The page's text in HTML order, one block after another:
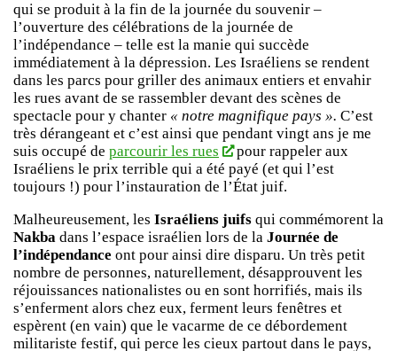
qui se produit à la fin de la journée du souvenir –
l’ouverture des célébrations de la journée de
l’indépendance – telle est la manie qui succède
immédiatement à la dépression. Les Israéliens se rendent
dans les parcs pour griller des animaux entiers et envahir
les rues avant de se rassembler devant des scènes de
spectacle pour y chanter « notre magnifique pays ». C’est
très dérangeant et c’est ainsi que pendant vingt ans je me
suis occupé de parcourir les rues
pour rappeler aux
Israéliens le prix terrible qui a été payé (et qui l’est
toujours !) pour l’instauration de l’État juif.
Malheureusement, les Israéliens juifs qui commémorent la
Nakba dans l’espace israélien lors de la Journée de
l’indépendance ont pour ainsi dire disparu. Un très petit
nombre de personnes, naturellement, désapprouvent les
réjouissances nationalistes ou en sont horrifiés, mais ils
s’enferment alors chez eux, ferment leurs fenêtres et
espèrent (en vain) que le vacarme de ce débordement
militariste festif, qui perce les cieux partout dans le pays,